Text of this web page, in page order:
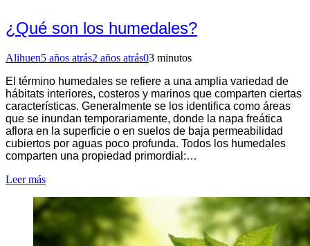
¿Qué son los humedales?
Alihuen5 años atrás2 años atrás03 minutos
El término humedales se refiere a una amplia variedad de
hábitats interiores, costeros y marinos que comparten ciertas
características. Generalmente se los identifica como áreas
que se inundan temporariamente, donde la napa freática
aflora en la superficie o en suelos de baja permeabilidad
cubiertos por aguas poco profunda. Todos los humedales
comparten una propiedad primordial:…
Leer más